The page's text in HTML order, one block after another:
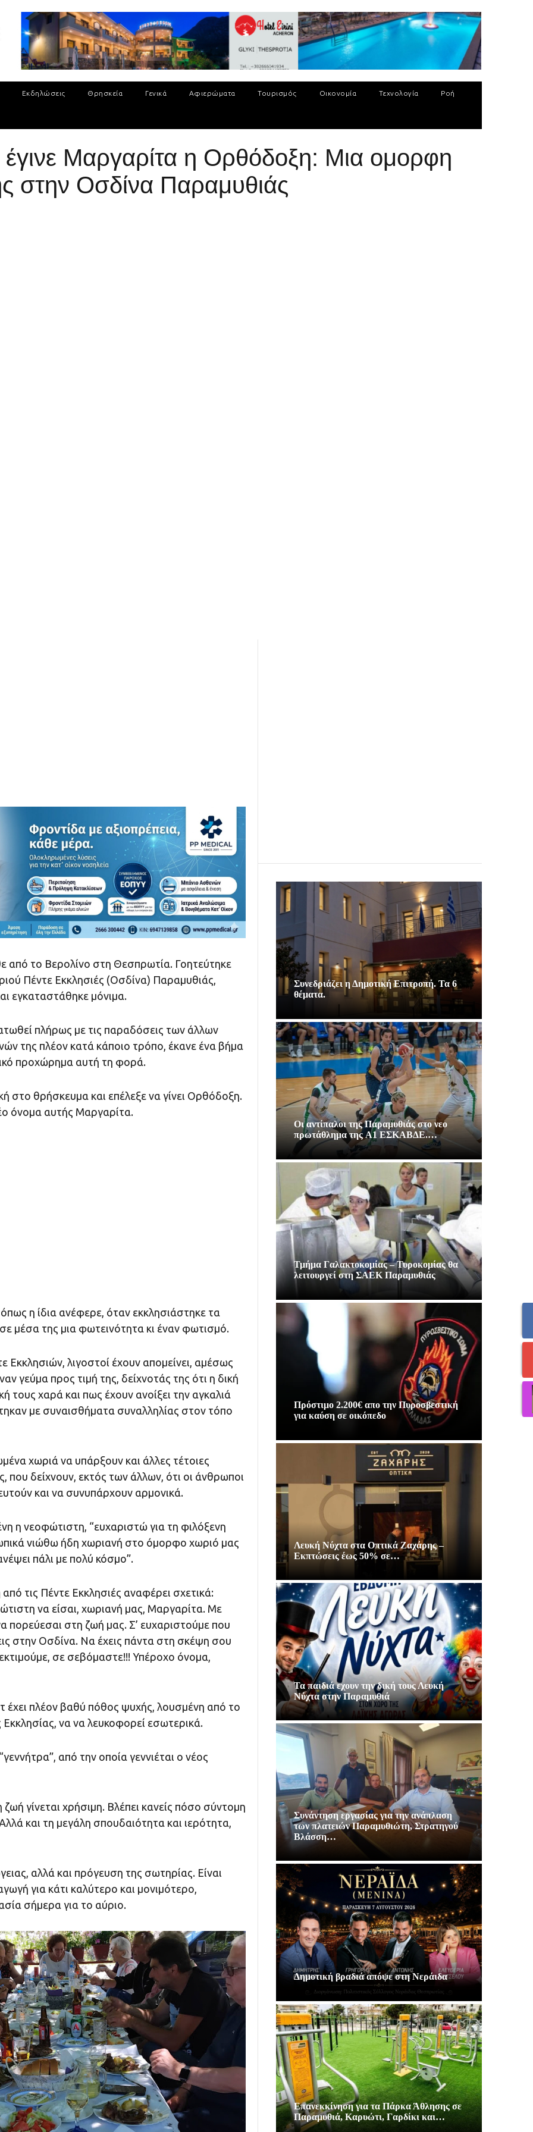
Εκδηλώσεις Θρησκεία Γενικά Αφιερώματα Τουρισμός Οικονομία Τεχνολογία Ροή
Μαργαρίτα η Ορθόδοξη: Μια ομορφη
στην Οσδίνα Παραμυθιάς
από το Βερολίνο στη Θεσπρωτία. Γοητεύτηκε
Πέντε Εκκλησιές (Οσδίνα) Παραμυθιάς,
εγκαταστάθηκε μόνιμα.
πλήρως με τις παραδόσεις των άλλων
της πλέον κατά κάποιο τρόπο, έκανε ένα βήμα
προχώρημα αυτή τη φορά.
στο θρήσκευμα και επέλεξε να γίνει Ορθόδοξη.
όνομα αυτής Μαργαρίτα.
η ίδια ανέφερε, όταν εκκλησιάστηκε τα
μέσα της μια φωτεινότητα κι έναν φωτισμό.
Εκκλησιών, λιγοστοί έχουν απομείνει, αμέσως
γεύμα προς τιμή της, δείχνοτάς της ότι η δική
τους χαρά και πως έχουν ανοίξει την αγκαλιά
με συναισθήματα συναλληλίας στον τόπο
χωριά να υπάρξουν και άλλες τέτοιες
που δείχνουν, εκτός των άλλων, ότι οι άνθρωποι
και να συνυπάρχουν αρμονικά.
η νεοφώτιστη, “ευχαριστώ για τη φιλόξενη
νιώθω ήδη χωριανή στο όμορφο χωριό μας
πάλι με πολύ κόσμο”.
τις Πέντε Εκκλησιές αναφέρει σχετικά:
να είσαι, χωριανή μας, Μαργαρίτα. Με
πορεύεσαι στη ζωή μας. Σ’ ευχαριστούμε που
στην Οσδίνα. Να έχεις πάντα στη σκέψη σου
σε σεβόμαστε!!! Υπέροχο όνομα,
πλέον βαθύ πόθος ψυχής, λουσμένη από το
να να λευκοφορεί εσωτερικά.
από την οποία γεννιέται ο νέος
γίνεται χρήσιμη. Βλέπει κανείς πόσο σύντομη
και τη μεγάλη σπουδαιότητα και ιερότητα,
αλλά και πρόγευση της σωτηρίας. Είναι
για κάτι καλύτερο και μονιμότερο,
σήμερα για το αύριο.
Συνεδριάζει η Δημοτική Επιτροπή. Τα 6
θέματα.
Οι αντίπαλοι της Παραμυθιάς στο νεο
πρωτάθλημα της A1 ΕΣΚΑΒΔΕ.…
Τμήμα Γαλακτοκομίας – Τυροκομίας θα
λειτουργεί στη ΣΑΕΚ Παραμυθιάς
Πρόστιμο 2.200€ απο την Πυροσβεστική
για καύση σε οικόπεδο
Λευκή Νύχτα στα Οπτικά Ζαχάρης –
Εκπτώσεις έως 50% σε…
Τα παιδιά εχουν την δική τους Λευκή
Νύχτα στην Παραμυθιά
Συνάντηση εργασίας για την ανάπλαση
των πλατειών Παραμυθιώτη, Στρατηγού
Βλάσση…
Δημοτική βραδιά απόψε στη Νεράιδα
Επανεκκίνηση για τα Πάρκα Άθλησης σε
Παραμυθιά, Καρυώτι, Γαρδίκι και…